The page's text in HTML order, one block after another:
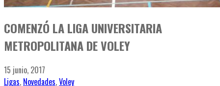
COMENZÓ LA LIGA UNIVERSITARIA
METROPOLITANA DE VOLEY
15 junio, 2017
Ligas, Novedades,Voley